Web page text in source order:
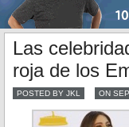
Las
roja de los
POSTED BY JKL ON